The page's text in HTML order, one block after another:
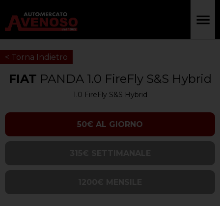
< Torna Indietro
FIAT PANDA 1.0 FireFly S&S Hybrid
1.0 FireFly S&S Hybrid
50€ AL GIORNO